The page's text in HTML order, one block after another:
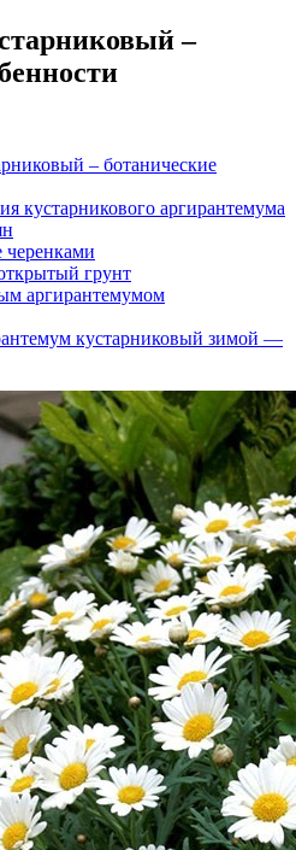
–
– ботанические
кустарникового аргирантемума
черенками
грунт
аргирантемумом
кустарниковый зимой —